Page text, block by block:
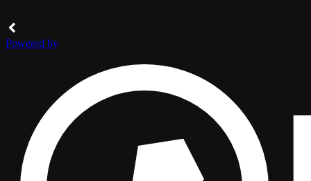
решение, которое пришлось тут как
VIP-зала не скрыто за шторой,
экран освещает всю зону и служит
ярким фоном для стойки диджея,
прекрасно дополняя клубную
атмосферу.